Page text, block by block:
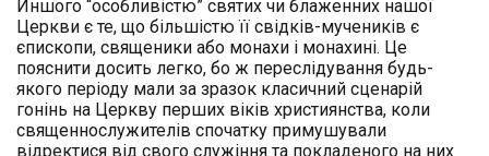
Иншого “особливістю” святих чи блаженних нашої
Церкви є те, що більшістю її свідків-мучеників є
єпископи, священики або монахи і монахині. Це
пояснити досить легко, бо ж переслідування будь-
якого періоду мали за зразок класичний сценарій
гонінь на Церкву перших віків християнства, коли
священнослужителів спочатку примушували
відректися від свого служіння та покладеного на них